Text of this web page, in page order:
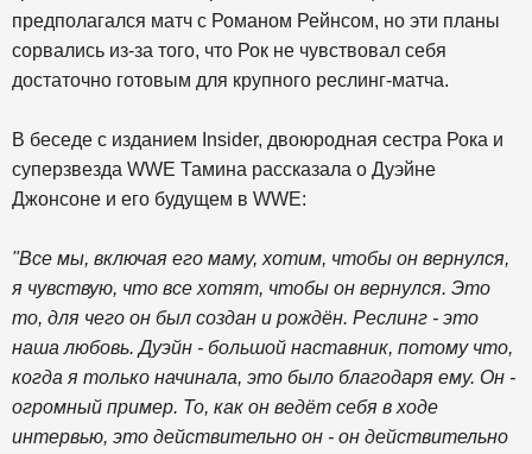
предполагался матч с Романом Рейнсом, но эти планы
сорвались из-за того, что Рок не чувствовал себя
достаточно готовым для крупного реслинг-матча.
В беседе с изданием Insider, двоюродная сестра Рока и
суперзвезда WWE Тамина рассказала о Дуэйне
Джонсоне и его будущем в WWE:
"Все мы, включая его маму, хотим, чтобы он вернулся,
я чувствую, что все хотят, чтобы он вернулся. Это
то, для чего он был создан и рождён. Реслинг - это
наша любовь. Дуэйн - большой наставник, потому что,
когда я только начинала, это было благодаря ему. Он -
огромный пример. То, как он ведёт себя в ходе
интервью, это действительно он - он действительно